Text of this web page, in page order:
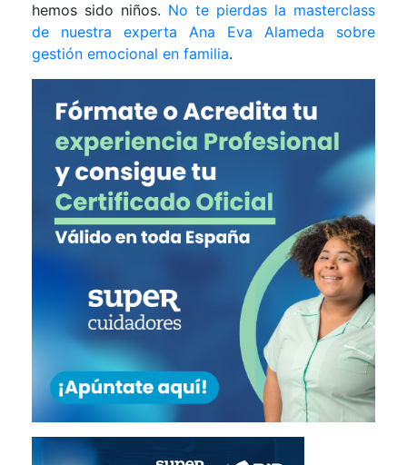
hemos sido niños. No te pierdas la masterclass
de nuestra experta Ana Eva Alameda sobre
gestión emocional en familia.